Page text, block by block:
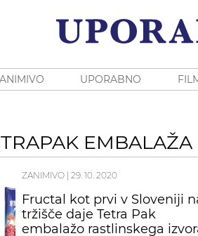
UPORABNO
ZANIMIVO 29. 10. 2020
Fructal kot prvi v Sloveniji
tržišče daje Tetra Pak
embalažo rastlinskega